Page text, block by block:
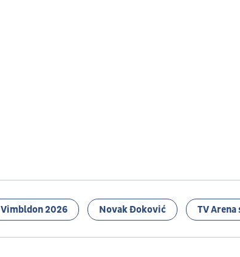
Vimbldon 2026 Novak Đoković TV